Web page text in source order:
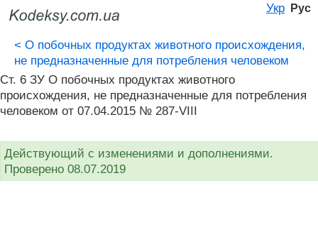
Укр Рус
< О побочных продуктах животного происхождения,
не предназначенные для потребления человеком
Ст. 6 ЗУ О побочных продуктах животного
происхождения, не предназначенные для потребления
человеком от 07.04.2015 № 287-VIII
Действующий с изменениями и дополнениями.
Проверено 08.07.2019